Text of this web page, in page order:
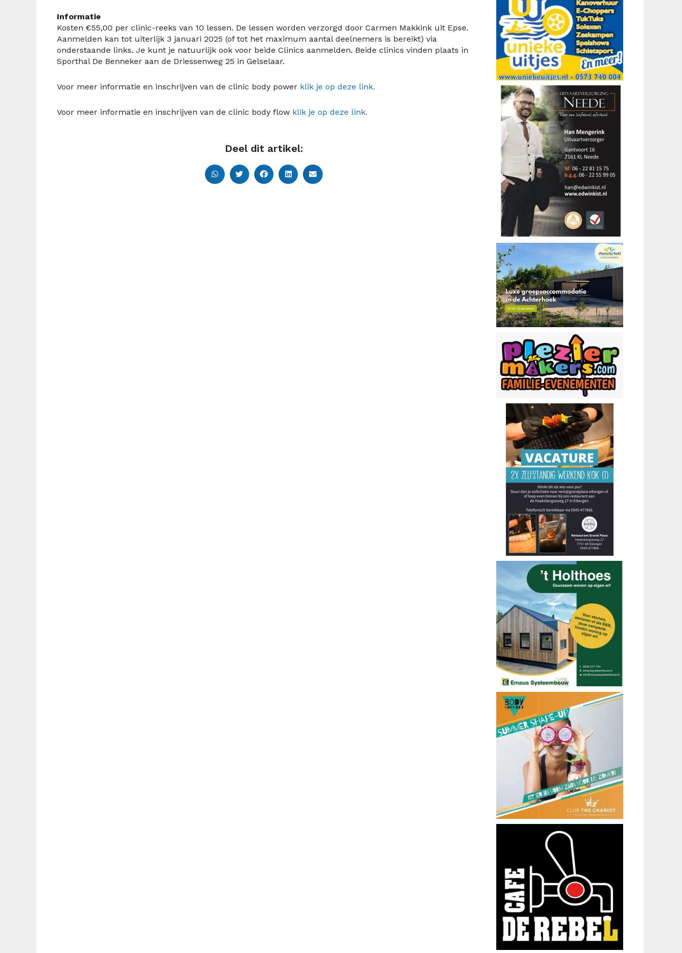
Informatie
Kosten €55,00 per clinic-reeks van 10 lessen. De lessen worden verzorgd door Carmen Makkink uit Epse.
Aanmelden kan tot uiterlijk 3 januari 2025 (of tot het maximum aantal deelnemers is bereikt) via
onderstaande links. Je kunt je natuurlijk ook voor beide Clinics aanmelden. Beide clinics vinden plaats in
Sporthal De Benneker aan de Driessenweg 25 in Gelselaar.
Voor meer informatie en inschrijven van de clinic body power klik je op deze link.
Voor meer informatie en inschrijven van de clinic body flow klik je op deze link.
Deel dit artikel: